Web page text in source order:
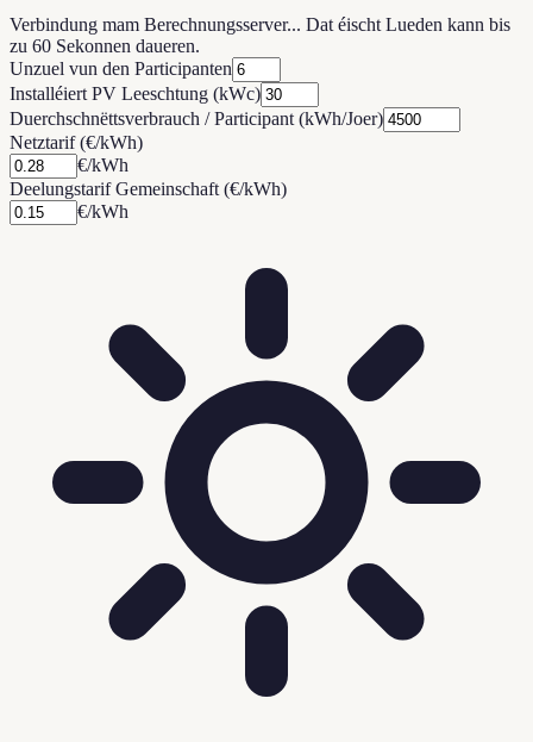
Verbindung mam Berechnungsserver... Dat éischt Lueden kann bis
zu 60 Sekonnen daueren.
Unzuel vun den Participanten
Installéiert PV Leeschtung (kWc)
Duerchschnëttsverbrauch / Participant (kWh/Joer)
Netztarif (€/kWh)
€/kWh
Deelungstarif Gemeinschaft (€/kWh)
€/kWh